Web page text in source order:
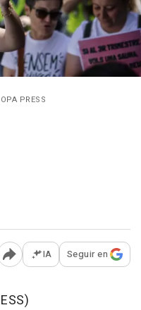
PRESS
Abrir opciones para
IA Seguir en